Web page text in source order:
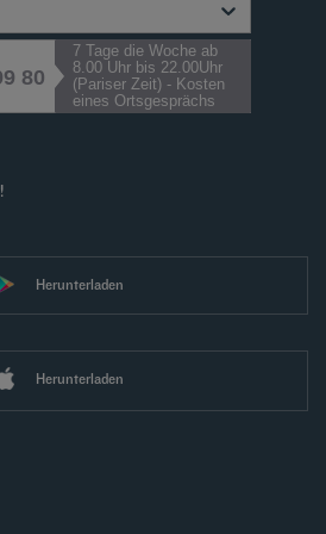
80
7 Tage die Woche ab
8.00 Uhr bis 22.00Uhr
(Pariser Zeit) - Kosten
eines Ortsgesprächs
Herunterladen
Herunterladen